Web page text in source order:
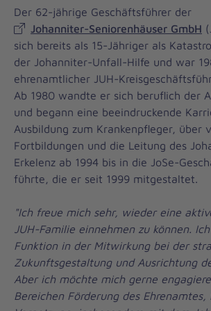
Der 62-jährige Geschäftsführer der
Johanniter-Seniorenhäuser GmbH
sich bereits als 15-Jähriger als
der Johanniter-Unfall-Hilfe und war
ehrenamtlicher JUH-
Ab 1980 wandte er sich beruflich der
und begann eine beeindruckende
Ausbildung zum Krankenpfleger, über
Fortbildungen und die Leitung des
Erkelenz ab 1994 bis in die JoSe-
führte, die er seit 1999 mitgestaltet.
"Ich freue mich sehr, wieder eine
JUH-Familie einnehmen zu können.
Funktion in der Mitwirkung bei der
Zukunftsgestaltung und Ausrichtung
Aber ich möchte mich gerne
Bereichen Förderung des